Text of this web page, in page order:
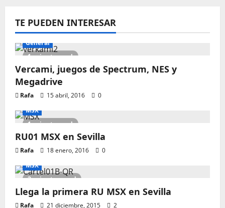
TE PUEDEN INTERESAR
1 minute read
General
Vercami, juegos de Spectrum, NES y
Megadrive
Rafa 15 abril, 2016 0
1 minute read
MSX
RU01 MSX en Sevilla
Rafa 18 enero, 2016 0
2 minutes read
MSX
Llega la primera RU MSX en Sevilla
Rafa 21 diciembre, 2015 2